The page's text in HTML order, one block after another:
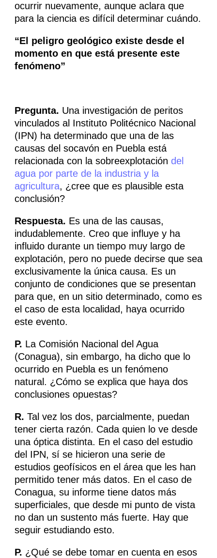
ocurrir nuevamente, aunque aclara que
para la ciencia es difícil determinar cuándo.
“El peligro geológico existe desde el
momento en que está presente este
fenómeno”
Pregunta. Una investigación de peritos
vinculados al Instituto Politécnico Nacional
(IPN) ha determinado que una de las
causas del socavón en Puebla está
relacionada con la sobreexplotación del
agua por parte de la industria y la
agricultura, ¿cree que es plausible esta
conclusión?
Respuesta. Es una de las causas,
indudablemente. Creo que influye y ha
influido durante un tiempo muy largo de
explotación, pero no puede decirse que sea
exclusivamente la única causa. Es un
conjunto de condiciones que se presentan
para que, en un sitio determinado, como es
el caso de esta localidad, haya ocurrido
este evento.
P. La Comisión Nacional del Agua
(Conagua), sin embargo, ha dicho que lo
ocurrido en Puebla es un fenómeno
natural. ¿Cómo se explica que haya dos
conclusiones opuestas?
R. Tal vez los dos, parcialmente, puedan
tener cierta razón. Cada quien lo ve desde
una óptica distinta. En el caso del estudio
del IPN, sí se hicieron una serie de
estudios geofísicos en el área que les han
permitido tener más datos. En el caso de
Conagua, su informe tiene datos más
superficiales, que desde mi punto de vista
no dan un sustento más fuerte. Hay que
seguir estudiando esto.
P. ¿Qué se debe tomar en cuenta en esos